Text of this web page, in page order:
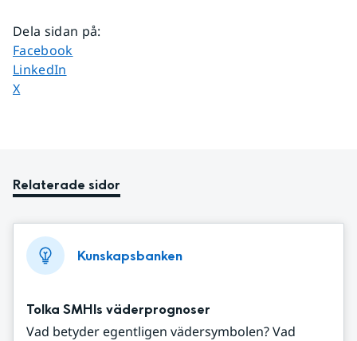
Dela sidan på:
Dela sidan på
Facebook
Dela sidan på
LinkedIn
Dela sidan på
X
Relaterade sidor
Kunskapsbanken
Tolka SMHIs väderprognoser
Vad betyder egentligen vädersymbolen? Vad